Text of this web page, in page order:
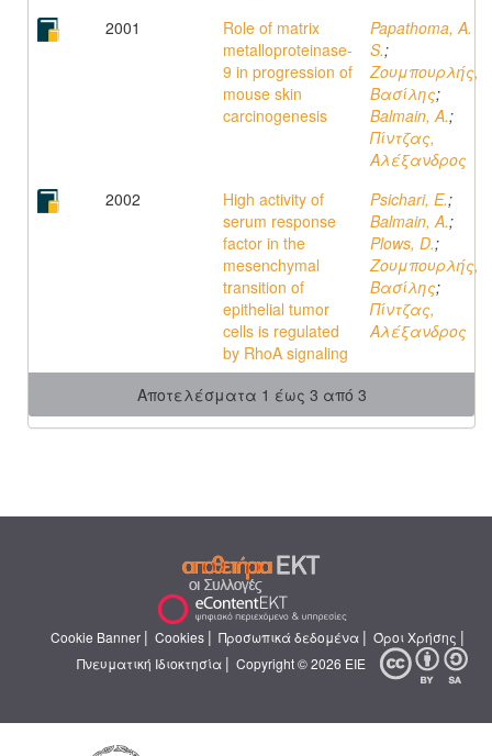
2001
Role of matrix
metalloproteinase-
9 in progression of
mouse skin
carcinogenesis
Papathoma, A.
S.;
Ζουμπουρλής,
Βασίλης;
Balmain, A.;
Πίντζας,
Αλέξανδρος
2002
High activity of
serum response
factor in the
mesenchymal
transition of
epithelial tumor
cells is regulated
by RhoA signaling
Psichari, E.;
Balmain, A.;
Plows, D.;
Ζουμπουρλής,
Βασίλης;
Πίντζας,
Αλέξανδρος
Αποτελέσματα 1 έως 3 από 3
Cookie Banner | Cookies | Προσωπικά δεδομένα | Όροι Χρήσης |
Πνευματική Ιδιοκτησία | Copyright © 2026 ΕΙΕ